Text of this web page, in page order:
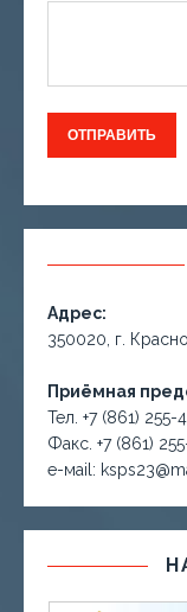
Адрес:
350020, г.
Приёмная
Тел. +7 (861) 255-
Факс. +7 (861)
е-маil: